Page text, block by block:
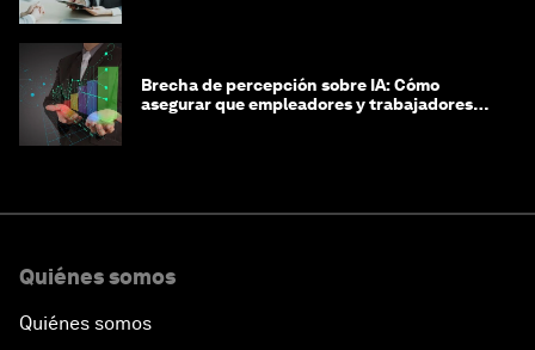
Brecha de percepción sobre IA: Cómo
asegurar que empleadores y trabajadores
Quiénes somos
Quiénes somos